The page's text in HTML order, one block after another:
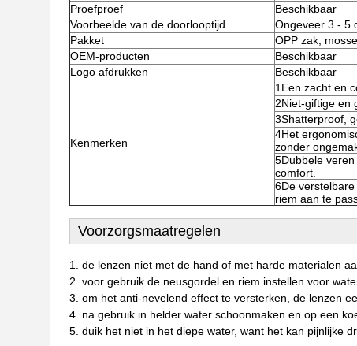
Proefproef
Beschikbaar
Voorbeelde van de doorlooptijd
Ongeveer 3 - 5
Pakket
OPP zak,
OEM-producten
Beschikbaar
Logo afdrukken
Beschikbaar
Kenmerken
1Een zacht en
2Niet-giftige en
3Shatterproof,
4Het
zonder
5Dubbele
comfort.
6De
riem aan te
Voorzorgsmaatregelen
1. de lenzen niet met de hand of met harde materialen
2. voor gebruik de neusgordel en riem instellen voor
3. om het anti-nevelend effect te versterken, de lenzen
4. na gebruik in helder water schoonmaken en op een
5. duik het niet in het diepe water, want het kan pijnlijke